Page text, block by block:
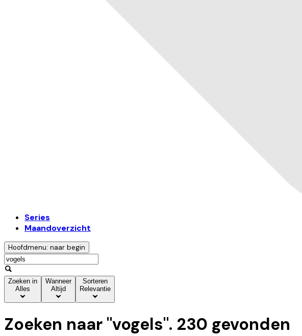
Series
Maandoverzicht
Hoofdmenu: naar begin
Zoeken in
Alles
Wanneer
Altijd
Sorteren
Relevantie
Zoeken naar "vogels". 230 gevonden